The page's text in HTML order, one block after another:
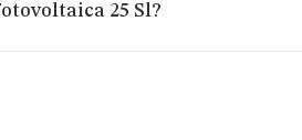
25 Sl?